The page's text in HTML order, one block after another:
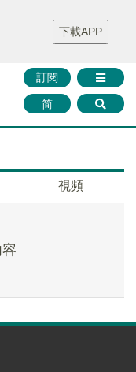
財華證券 媒體矩陣
智庫沙龍
聯絡我們
訂閱
简
下載APP
視頻